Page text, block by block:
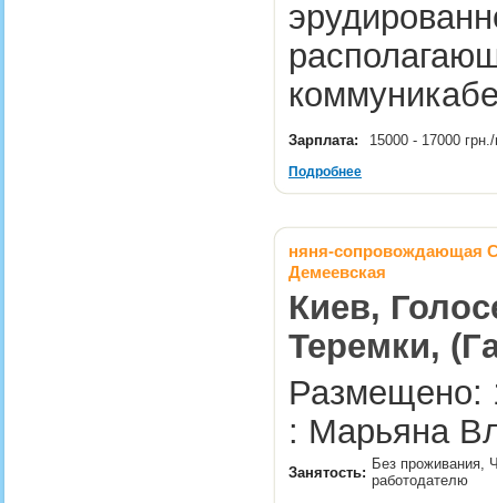
Зарплата: 15000 - 17000
Подробнее
няня-сопровождающая
Демеевская
Киев,
Теремки,
Размещено:
: Марьяна
Занятость:
Без проживания,
работодателю